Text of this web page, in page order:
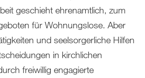
geschieht ehrenamtlich, zum
für Wohnungslose. Aber
und seelsorgerliche Hilfen
in kirchlichen
freiwillig engagierte